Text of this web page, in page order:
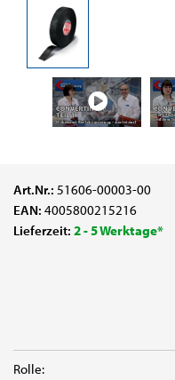
Art.Nr.: 51606-00003-00
EAN: 4005800215216
Lieferzeit: 2 - 5 Werktage*
Rolle: